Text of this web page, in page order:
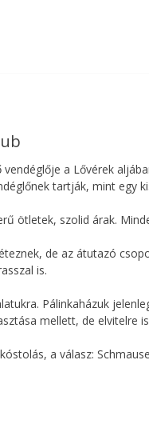
a Lővérek
tartják, mint egy
ötletek, szolid árak.
de az átutazó
is.
Pálinkaházuk
mellett, de elvitelre
a válasz: